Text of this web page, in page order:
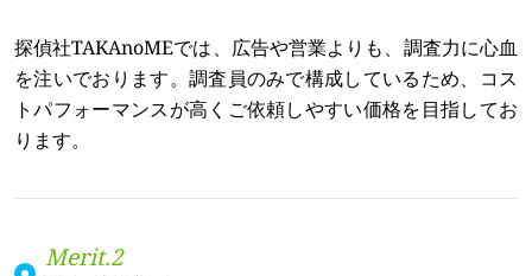
探偵社TAKAnoMEでは、広告や営業よりも、調査力に心血
を注いでおります。調査員のみで構成しているため、コス
トパフォーマンスが高くご依頼しやすい価格を目指してお
ります。